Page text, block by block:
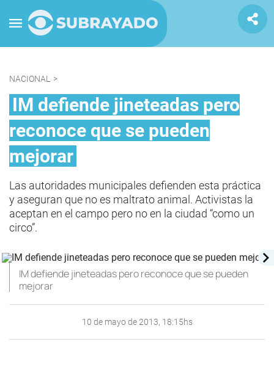
NACIONAL >
IM defiende jineteadas pero
reconoce que se pueden
mejorar
Las autoridades municipales defienden esta práctica
y aseguran que no es maltrato animal. Activistas la
aceptan en el campo pero no en la ciudad “como un
circo”.
IM defiende jineteadas pero reconoce que se pueden
mejorar
10 de mayo de 2013, 18:15hs